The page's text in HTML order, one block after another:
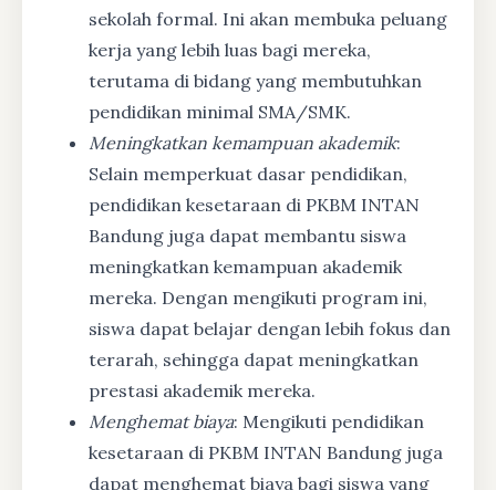
sekolah formal. Ini akan membuka peluang
kerja yang lebih luas bagi mereka,
terutama di bidang yang membutuhkan
pendidikan minimal SMA/SMK.
Meningkatkan kemampuan akademik:
Selain memperkuat dasar pendidikan,
pendidikan kesetaraan di PKBM INTAN
Bandung juga dapat membantu siswa
meningkatkan kemampuan akademik
mereka. Dengan mengikuti program ini,
siswa dapat belajar dengan lebih fokus dan
terarah, sehingga dapat meningkatkan
prestasi akademik mereka.
Menghemat biaya: Mengikuti pendidikan
kesetaraan di PKBM INTAN Bandung juga
dapat menghemat biaya bagi siswa yang